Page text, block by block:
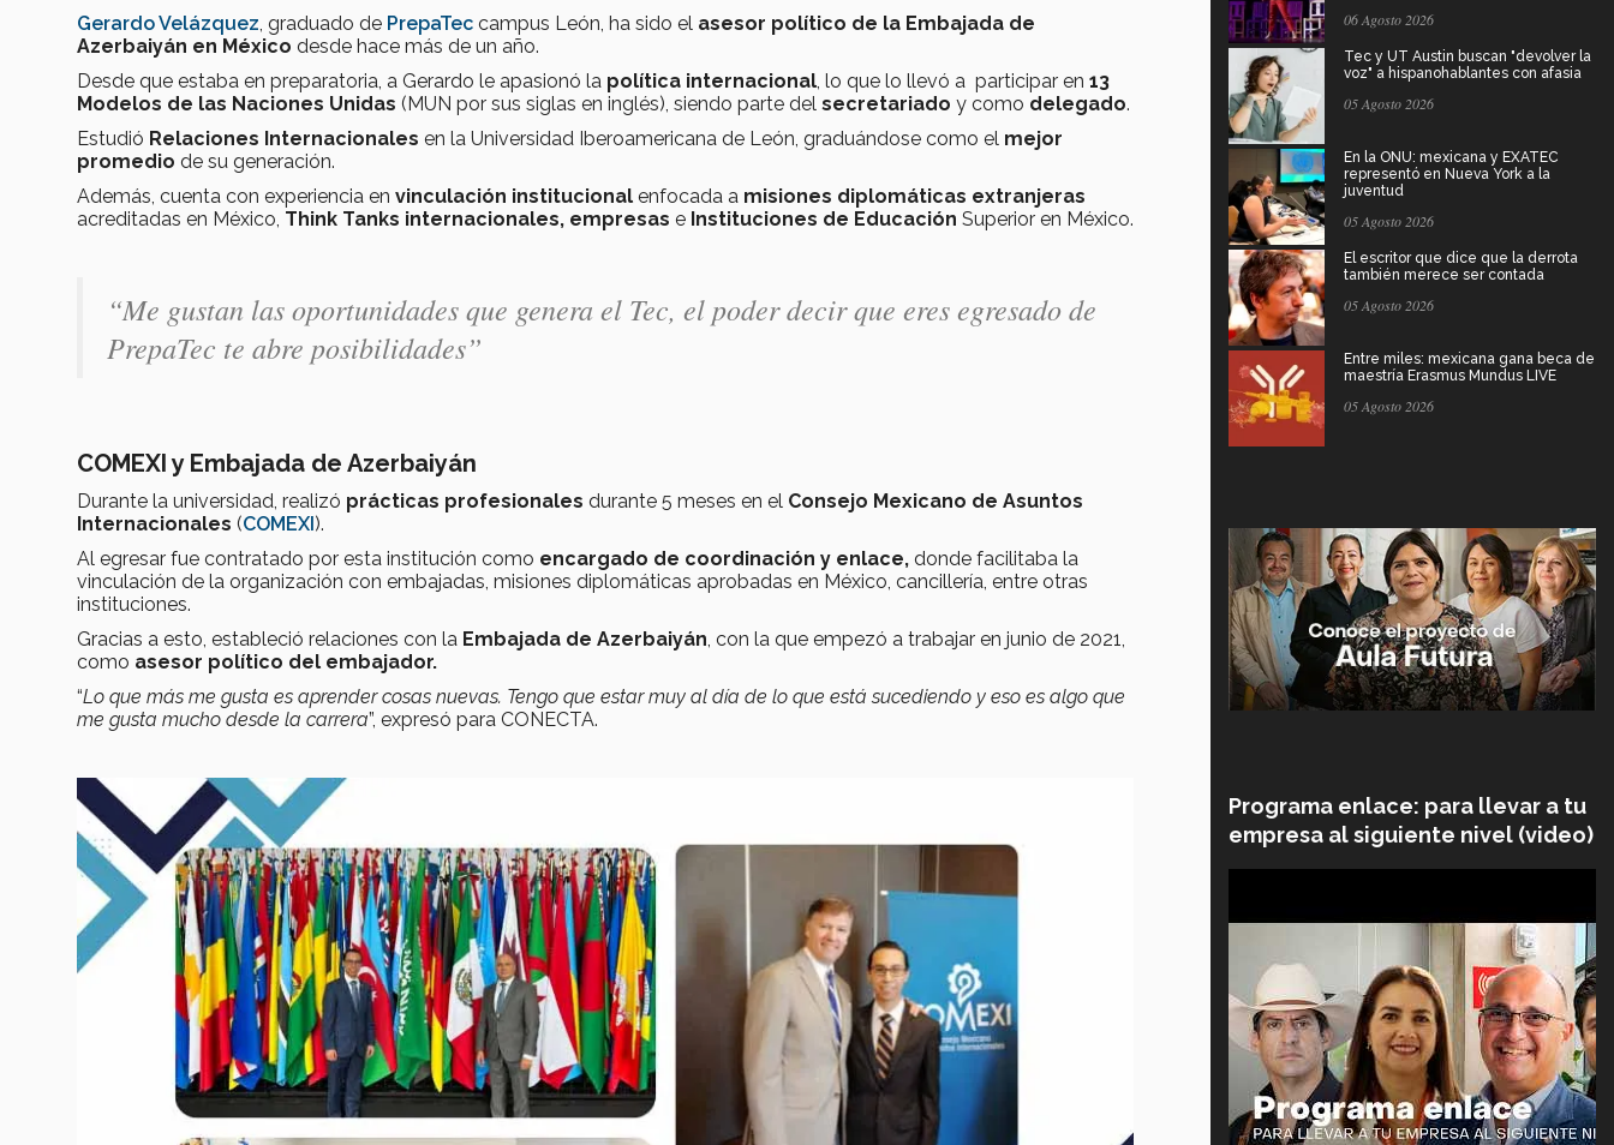
Gerardo Velázquez , graduado de PrepaTec campus León, ha sido el asesor político de la Embajada de
Azerbaiyán en México desde hace más de un año.
Desde que estaba en preparatoria, a Gerardo le apasionó la política internacional , lo que lo llevó a participar en 13
Modelos de las Naciones Unidas (MUN por sus siglas en inglés), siendo parte del secretariado y como delegado.
Estudió Relaciones Internacionales en la Universidad Iberoamericana de León, graduándose como el mejor
promedio de su generación.
Además, cuenta con experiencia en vinculación institucional enfocada a misiones diplomáticas extranjeras
acreditadas en México, Think Tanks internacionales, empresas e Instituciones de Educación Superior en México.
“Me gustan las oportunidades que genera el Tec, el poder decir que eres egresado de
PrepaTec te abre posibilidades”
COMEXI y Embajada de Azerbaiyán
Durante la universidad, realizó prácticas profesionales durante 5 meses en el Consejo Mexicano de Asuntos
Internacionales (COMEXI).
Al egresar fue contratado por esta institución como encargado de coordinación y enlace, donde facilitaba la
vinculación de la organización con embajadas, misiones diplomáticas aprobadas en México, cancillería, entre otras
instituciones.
Gracias a esto, estableció relaciones con la Embajada de Azerbaiyán , con la que empezó a trabajar en junio de 2021,
como asesor político del embajador.
“Lo que más me gusta es aprender cosas nuevas. Tengo que estar muy al día de lo que está sucediendo y eso es algo que
me gusta mucho desde la carrera”, expresó para CONECTA.
06 Agosto 2026
Tec y UT Austin buscan "devolver la
voz" a hispanohablantes con afasia
05 Agosto 2026
En la ONU: mexicana y EXATEC
representó en Nueva York a la
juventud
05 Agosto 2026
El escritor que dice que la derrota
también merece ser contada
05 Agosto 2026
Entre miles: mexicana gana beca de
maestría Erasmus Mundus LIVE
05 Agosto 2026
Programa enlace: para llevar a tu
empresa al siguiente nivel (video)